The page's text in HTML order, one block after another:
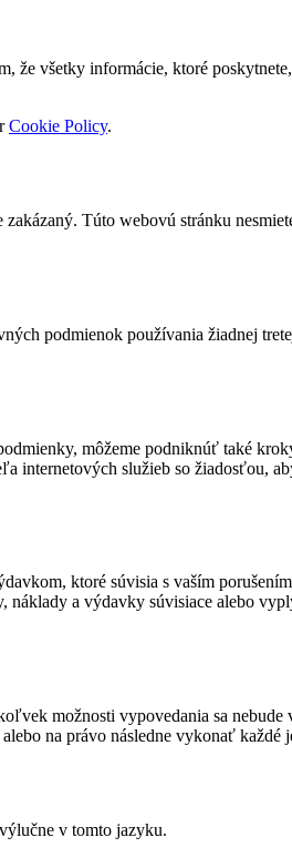
že všetky informácie, ktoré
Cookie Policy.
Túto webovú stránku
podmienok používania žiadnej
môžeme podniknúť také
internetových služieb so žiadosťou,
ktoré súvisia s vaším
náklady a výdavky súvisiace alebo
možnosti vypovedania sa
na právo následne vykonať každé
v tomto jazyku.